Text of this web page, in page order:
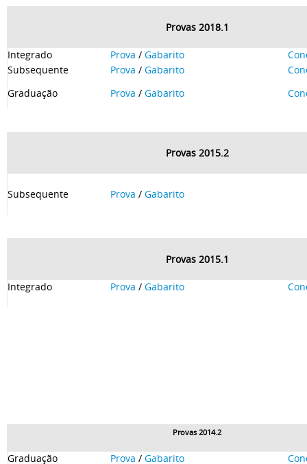
Provas 2018.1
Integrado Prova / Gabarito
Subsequente
Prova / Gabarito
Graduação
Prova / Gabarito
Provas 2015.2
Subsequente Prova / Gabarito
Provas 2015.1
Integrado Prova / Gabarito
Provas 2014.2
Graduação Prova / Gabarito